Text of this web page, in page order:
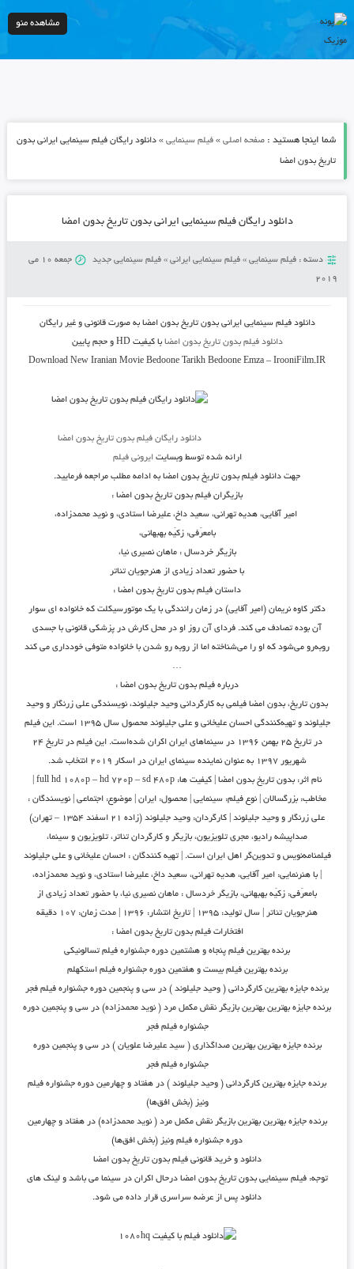
مشاهده منو
شما اینجا هستید : صفحه اصلی» فیلم سینمایی» دانلود رایگان فیلم سینمایی ایرانی بدون
تاریخ بدون امضا
دانلود رایگان فیلم سینمایی ایرانی بدون تاریخ بدون امضا
دسته : فیلم سینمایی» فیلم سینمایی ایرانی» فیلم سینمایی جدید
جمعه 10 می
2019
دانلود فیلم سینمایی ایرانی بدون تاریخ بدون امضا به صورت قانونی و غیر رایگان
دانلود فیلم بدون تاریخ بدون امضا با کیفیت HD و حجم پایین
Download New Iranian Movie Bedoone Tarikh Bedoone Emza – IrooniFilm.IR
دانلود رایگان فیلم بدون تاریخ بدون امضا
ارائه شده توسط وبسایتایرونی فیلم
جهت دانلود فیلم بدون تاریخ بدون امضا به ادامه مطلب مراجعه فرمایید.
بازیگران فیلم بدون تاریخ بدون امضا :
امیر آقایی، هدیه تهرانی، سعید داخ، علیرضا استادى، و نوید محمدزاده،
‎بامعرّفی: زکیّه بهبهانی،
بازیگر خردسال : ماهان نصیری نیا،
با حضور تعداد زیادی از هنرجویان تئاتر
داستان فیلم بدون تاریخ بدون امضا :
دکتر کاوه نریمان (امیر آقایی) در زمان رانندگی با یک موتورسیکلت که خانواده ای سوار
آن بوده تصادف می کند. فردای آن روز او در محل کارش در پزشکی قانونی با جسدی
روبه‌رو می‌شود که او را می‌شناخته اما از روبه رو شدن با خانواده متوفی خودداری می کند
…
درباره فیلم بدون تاریخ بدون امضا :
بدون تاریخ، بدون امضا فیلمی به کارگردانی وحید جلیلوند، نویسندگی علی زرنگار و وحید
جلیلوند و تهیه‌کنندگی احسان علیخانی و علی جلیلوند محصول سال ۱۳۹۵ است. این فیلم
در تاریخ ۲۵ بهمن ۱۳۹۶ در سینماهای ایران اکران شده‌است. این فیلم در تاریخ ۲۴
شهریور ۱۳۹۷ به عنوان نماینده سینمای ایران در اسکار ۲۰۱۹ انتخاب شد.
نام اثر: بدون تاریخ بدون امضا |
کیفیت ها: full hd 1080p – hd 720p – sd 480p |
مخاطب: بزرگسالان | نوع فیلم: سینمایی | محصول: ایران | موضوع: اجتماعی | نویسندگان :
علی زرنگار و وحید جلیلوند | کارگردان:
وحید جلیلوند (زاده ۲۱ اسفند ۱۳۵۴ – تهران)
صداپیشه رادیو، مجری تلویزیون، بازیگر و کارگردان تئاتر، تلویزیون و سینما،
فیلمنامه‌نویس و تدوین‌گر اهل ایران است. |تهیه کنندگان :احسان علیخانی و علی جلیلوند
با هنرنمایی: امیر آقایی، هدیه تهرانی، سعید داخ، علیرضا استادى، و نوید محمدزاده،
‎بامعرّفی: زکیّه بهبهانی، بازیگر خردسال : ماهان نصیری نیا، با حضور تعداد زیادی از
هنرجویان تئاتر | سال تولید: تاریخ انتشار: مدت زمان:
افتخارات فیلم بدون تاریخ بدون امضا :
برنده بهترین فیلم پنجاه و هشتمین دوره جشنواره فیلم تسالونیکی
برنده بهترین فیلم بیست و هفتمین دوره جشنواره فیلم استکهلم
برنده جایزه بهترین کارگردانی ( وحید جلیلوند ) در سی و پنجمین دوره جشنواره فیلم فجر
برنده جایزه بهترین بهترین بازیگر نقش مکمل مرد ( نوید محمدزاده) در سی و پنجمین دوره
جشنواره فیلم فجر
برنده جایزه بهترین بهترین صداگذاری ( سید علیرضا علویان ) در سی و پنجمین دوره
جشنواره فیلم فجر
برنده جایزه بهترین کارگردانی ( وحید جلیلوند ) در هفتاد و چهارمین دوره جشنواره فیلم
ونیز (بخش افق‌ها)
برنده جایزه بهترین بهترین بازیگر نقش مکمل مرد ( نوید محمدزاده) در هفتاد و چهارمین
دوره جشنواره فیلم ونیز (بخش افق‌ها)
دانلود و خرید قانونی فیلم بدون تاریخ بدون امضا
توجه: فیلم سینمایی بدون تاریخ بدون امضا درحال اکران در سینما می باشد و لینک های
دانلود پس از عرضه سراسری قرار داده می شود.